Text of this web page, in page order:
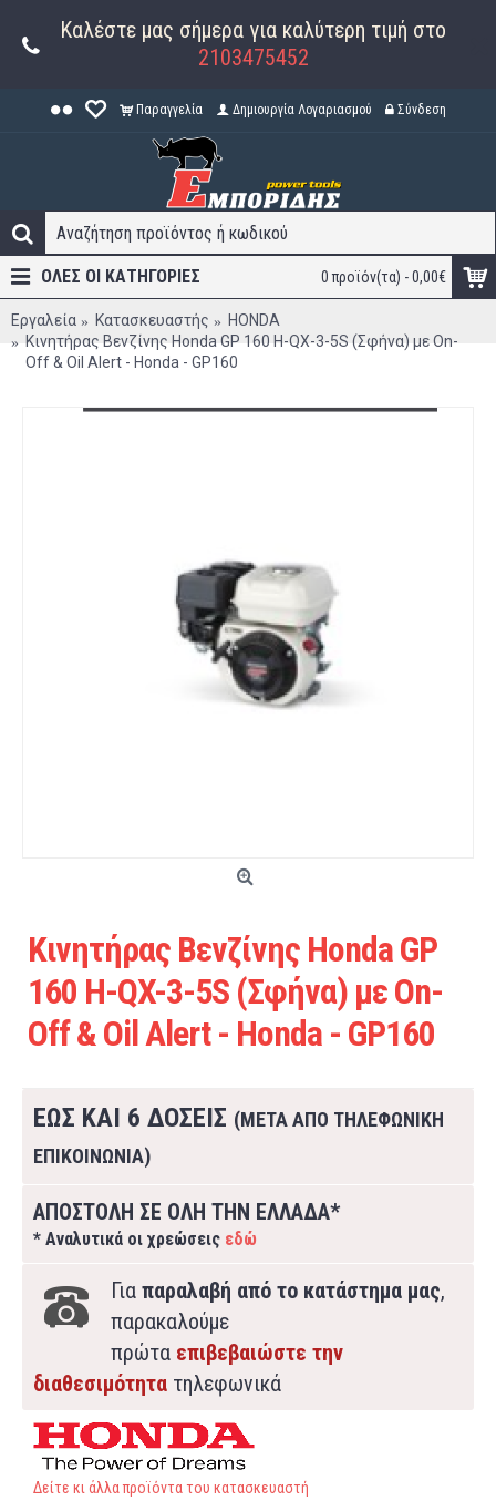
Καλέστε μας σήμερα για καλύτερη τιμή στο
2103475452
Παραγγελία Δημιουργία Λογαριασμού Σύνδεση
0 προϊόν(τα) - 0,00€
ΟΛΕΣ ΟΙ ΚΑΤΗΓΟΡΊΕΣ
Εργαλεία Κατασκευαστής
HONDA
Κινητήρας Βενζίνης Honda GP 160 H-QX-3-5S (Σφήνα) με On-
Off & Oil Alert - Honda - GP160
Κινητήρας Βενζίνης Honda GP
160 H-QX-3-5S (Σφήνα) με On-
Off & Oil Alert - Honda - GP160
ΕΩΣ ΚΑΙ 6 ΔΟΣΕΙΣ (ΜΕΤΑ ΑΠΟ ΤΗΛΕΦΩΝΙΚΗ
ΕΠΙΚΟΙΝΩΝΙΑ)
ΑΠΟΣΤΟΛΗ ΣΕ ΟΛΗ ΤΗΝ ΕΛΛΑΔΑ*
* Αναλυτικά οι χρεώσεις εδώ
Για παραλαβή από το κατάστημα μας,
παρακαλούμε
πρώτα επιβεβαιώστε την
διαθεσιμότητα τηλεφωνικά
Δείτε κι άλλα προϊόντα του κατασκευαστή